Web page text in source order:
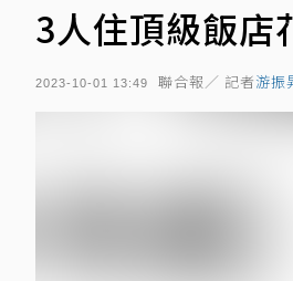
3人住頂級飯店
2023-10-01 13:49 聯合報／ 記者游振